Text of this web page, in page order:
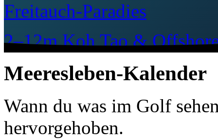
Freitauch-Paradies
2–12m Koh Tao &
Meeresleben-Kalender
Wann du was im Golf
hervorgehoben.